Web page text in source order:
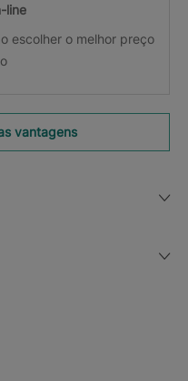
line
escolher o melhor preço
vantagens